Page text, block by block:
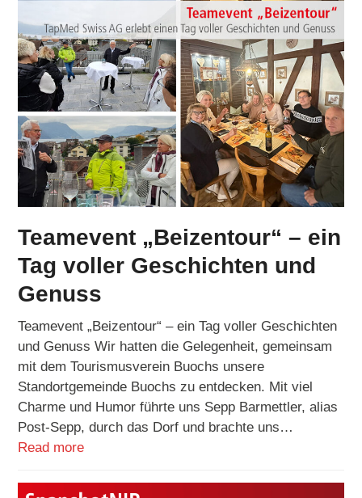
Teamevent „Beizentour“ – ein
Tag voller Geschichten und
Genuss
Teamevent „Beizentour“ – ein Tag voller Geschichten
und Genuss Wir hatten die Gelegenheit, gemeinsam
mit dem Tourismusverein Buochs unsere
Standortgemeinde Buochs zu entdecken. Mit viel
Charme und Humor führte uns Sepp Barmettler, alias
Post-Sepp, durch das Dorf und brachte uns…
Read more